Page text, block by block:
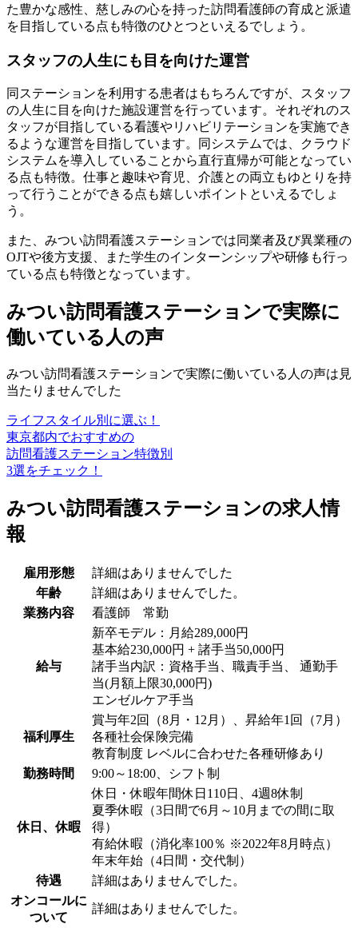
た豊かな感性、慈しみの心を持った訪問看護師の育成と派遣
を目指している点も特徴のひとつといえるでしょう。
スタッフの人生にも目を向けた運営
同ステーションを利用する患者はもちろんですが、スタッフ
の人生に目を向けた施設運営を行っています。それぞれのス
タッフが目指している看護やリハビリテーションを実施でき
るような運営を目指しています。同システムでは、クラウド
システムを導入していることから直行直帰が可能となってい
る点も特徴。仕事と趣味や育児、介護との両立もゆとりを持
って行うことができる点も嬉しいポイントといえるでしょ
う。
また、みつい訪問看護ステーションでは同業者及び異業種の
OJTや後方支援、また学生のインターンシップや研修も行っ
ている点も特徴となっています。
みつい訪問看護ステーションで実際に
働いている人の声
みつい訪問看護ステーションで実際に働いている人の声は見
当たりませんでした
ライフスタイル別に選ぶ！
東京都内でおすすめの
訪問看護ステーション特徴別
3選をチェック！
みつい訪問看護ステーションの求人情
報
雇用形態
詳細はありませんでした
年齢
詳細はありませんでした。
業務内容
看護師 常勤
給与
新卒モデル：月給289,000円
基本給230,000円 + 諸手当50,000円
諸手当内訳：資格手当、職責手当、 通勤手
当(月額上限30,000円)
エンゼルケア手当
福利厚生
賞与年2回（8月・12月）、昇給年1回（7月）
各種社会保険完備
教育制度 レベルに合わせた各種研修あり
勤務時間
9:00～18:00、シフト制
休日、休暇
休日・休暇年間休日110日、4週8休制
夏季休暇（3日間で6月～10月までの間に取
得）
有給休暇（消化率100％ ※2022年8月時点）
年末年始（4日間・交代制）
待遇
詳細はありませんでした。
オンコールに
ついて
詳細はありませんでした。